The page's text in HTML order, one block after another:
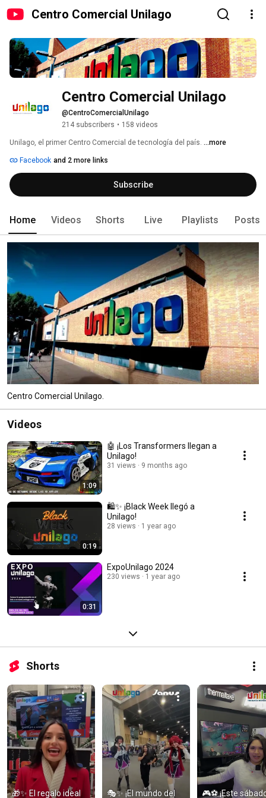
Centro Comercial Unilago
Centro Comercial Unilago
@CentroComercialUnilago
214 subscribers • 158 videos
Unilago, el primer Centro Comercial de tecnología del país. ...more
Facebook and 2 more links
Subscribe
Home Videos Shorts Live Playlists Posts
Centro Comercial Unilago.
Videos
1:09
🤖 ¡Los Transformers llegan a
Unilago!
31 views 9 months ago
0:19
🛍️✨ ¡Black Week llegó a
Unilago!
28 views 1 year ago
0:31
ExpoUnilago 2024
230 views 1 year ago
Shorts
🎁✨ El regalo ideal 🎭✨ ¡El mundo del 🎮⚽ ¡Este